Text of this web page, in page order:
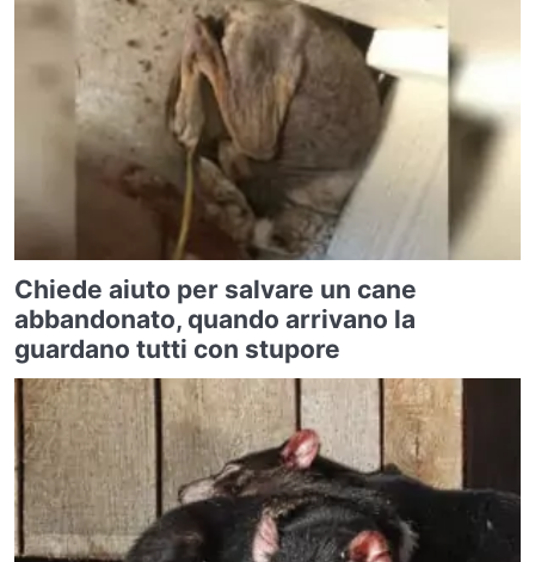
Chiede aiuto per salvare un cane
abbandonato, quando arrivano la
guardano tutti con stupore